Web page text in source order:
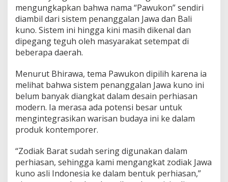
mengungkapkan bahwa nama “Pawukon” sendiri
diambil dari sistem penanggalan Jawa dan Bali
kuno. Sistem ini hingga kini masih dikenal dan
dipegang teguh oleh masyarakat setempat di
beberapa daerah.
Menurut Bhirawa, tema Pawukon dipilih karena ia
melihat bahwa sistem penanggalan Jawa kuno ini
belum banyak diangkat dalam desain perhiasan
modern. Ia merasa ada potensi besar untuk
mengintegrasikan warisan budaya ini ke dalam
produk kontemporer.
“Zodiak Barat sudah sering digunakan dalam
perhiasan, sehingga kami mengangkat zodiak Jawa
kuno asli Indonesia ke dalam bentuk perhiasan,”